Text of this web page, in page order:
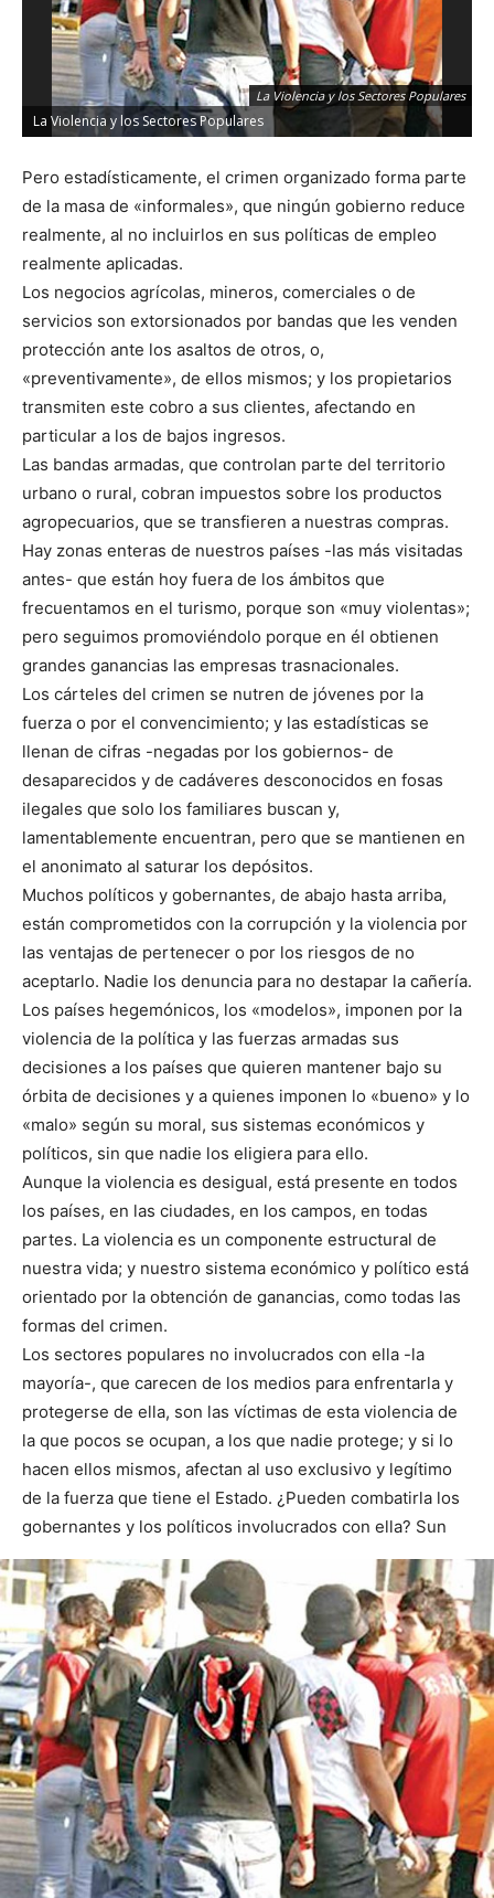
La Violencia y los Sectores Populares
La Violencia y los Sectores Populares
Pero estadísticamente, el crimen organizado forma parte
de la masa de «informales», que ningún gobierno reduce
realmente, al no incluirlos en sus políticas de empleo
realmente aplicadas.
Los negocios agrícolas, mineros, comerciales o de
servicios son extorsionados por bandas que les venden
protección ante los asaltos de otros, o,
«preventivamente», de ellos mismos; y los propietarios
transmiten este cobro a sus clientes, afectando en
particular a los de bajos ingresos.
Las bandas armadas, que controlan parte del territorio
urbano o rural, cobran impuestos sobre los productos
agropecuarios, que se transfieren a nuestras compras.
Hay zonas enteras de nuestros países -las más visitadas
antes- que están hoy fuera de los ámbitos que
frecuentamos en el turismo, porque son «muy violentas»;
pero seguimos promoviéndolo porque en él obtienen
grandes ganancias las empresas trasnacionales.
Los cárteles del crimen se nutren de jóvenes por la
fuerza o por el convencimiento; y las estadísticas se
llenan de cifras -negadas por los gobiernos- de
desaparecidos y de cadáveres desconocidos en fosas
ilegales que solo los familiares buscan y,
lamentablemente encuentran, pero que se mantienen en
el anonimato al saturar los depósitos.
Muchos políticos y gobernantes, de abajo hasta arriba,
están comprometidos con la corrupción y la violencia por
las ventajas de pertenecer o por los riesgos de no
aceptarlo. Nadie los denuncia para no destapar la cañería.
Los países hegemónicos, los «modelos», imponen por la
violencia de la política y las fuerzas armadas sus
decisiones a los países que quieren mantener bajo su
órbita de decisiones y a quienes imponen lo «bueno» y lo
«malo» según su moral, sus sistemas económicos y
políticos, sin que nadie los eligiera para ello.
Aunque la violencia es desigual, está presente en todos
los países, en las ciudades, en los campos, en todas
partes. La violencia es un componente estructural de
nuestra vida; y nuestro sistema económico y político está
orientado por la obtención de ganancias, como todas las
formas del crimen.
Los sectores populares no involucrados con ella -la
mayoría-, que carecen de los medios para enfrentarla y
protegerse de ella, son las víctimas de esta violencia de
la que pocos se ocupan, a los que nadie protege; y si lo
hacen ellos mismos, afectan al uso exclusivo y legítimo
de la fuerza que tiene el Estado. ¿Pueden combatirla los
gobernantes y los políticos involucrados con ella? Sun